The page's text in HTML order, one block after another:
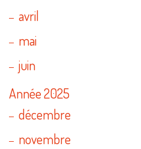
avril
mai
juin
Année 2025
décembre
novembre